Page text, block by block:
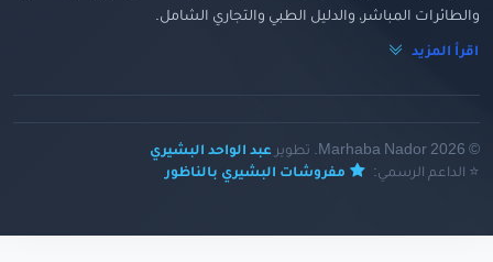
والطائرات المباشر، والدليل الطبي والتجاري الشامل.
اقرأ المزيد
© 2026 Marhaba Nador. تطوير
عبد الواحد البشيري
⭐ الداعم الرسمي:
مفروشات البشيري بالناظور